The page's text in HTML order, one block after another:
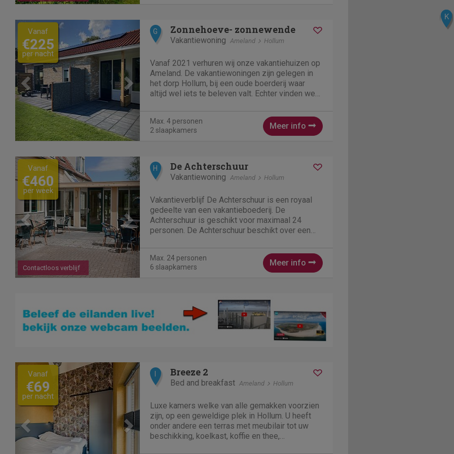
Previous Next
Vanaf
€225
per nacht
G Zonnehoeve- zonnewende
Vakantiewoning Ameland Hollum
Vanaf 2021 verhuren wij onze vakantiehuizen op
Ameland. De vakantiewoningen zijn gelegen in
het dorp Hollum, bij een oude boerderij waar
altijd wel iets te beleven valt. Echter vinden we
ons opnemen. Komt...
Max. 4 personen
2 slaapkamers
Meer info
Previous Next
Contactloos verblijf
Vanaf
€460
per week
H De Achterschuur
Vakantiewoning Ameland Hollum
Vakantieverblijf De Achterschuur is een royaal
gedeelte van een vakantieboederij. De
Achterschuur is geschikt voor maximaal 24
personen. De Achterschuur beschikt over een
voldoende ruimte voor grotere...
Max. 24 personen
6 slaapkamers
Meer info
Previous Next
Vanaf
€69
per nacht
Breeze 2
Bed and breakfast Ameland Hollum
Luxe kamers welke van alle gemakken voorzien
zijn, op een geweldige plek in Hollum. U heeft
onder andere een terras met meubilair tot uw
beschikking, koelkast, koffie en thee,
I
K